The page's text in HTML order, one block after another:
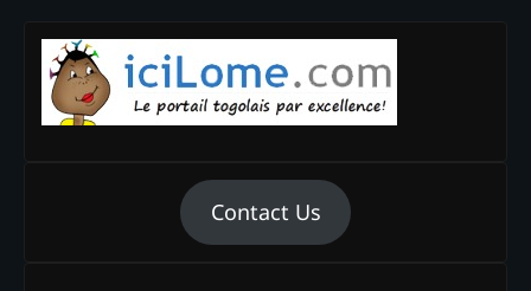
Contact Us